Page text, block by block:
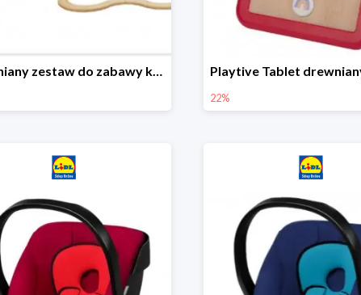
Drewniany zestaw do zabawy kolejką - farma i wiadukt
22%